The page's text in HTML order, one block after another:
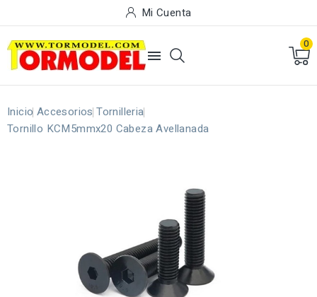
Mi Cuenta

0
Inicio Accesorios Tornilleria
Tornillo KCM5mmx20 Cabeza Avellanada